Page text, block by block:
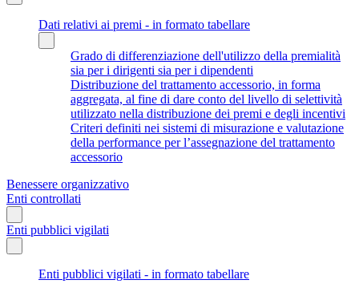
Dati relativi ai premi - in formato tabellare
Grado di differenziazione dell'utilizzo della premialità
sia per i dirigenti sia per i dipendenti
Distribuzione del trattamento accessorio, in forma
aggregata, al fine di dare conto del livello di selettività
utilizzato nella distribuzione dei premi e degli incentivi
Criteri definiti nei sistemi di misurazione e valutazione
della performance per l’assegnazione del trattamento
accessorio
Benessere organizzativo
Enti controllati
Enti pubblici vigilati
Enti pubblici vigilati - in formato tabellare